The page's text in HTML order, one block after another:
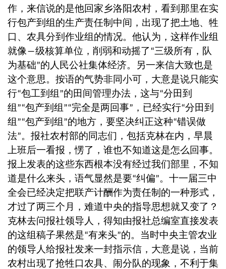
作，来信说的是他回家乡洛阳农村，看到那里在实
行包产到组的生产责任制中间，出现了把土地、牲
口、农具分到作业组的情况。他认为，这样作业组
就像 ―级核算单位，削弱和动摇了 “三级所有，队
为基础”的人民公社集体经济。另一来信大致也是
这个意思。按语的气势非同小可，大意是说只能实
行“包工到组 ”的田间管理办法，这与“分田到
组 ”“包产到组 ”“完全是两回事” ，已经实行“分田到
组 ”“包产到组 ”的地方，要坚决纠正这种“错误做
法”。报社农村部的同志们，包括克林在内，早晨
上班后一看报，愣了，谁也不知道这是怎么回事。
报上发表的这些东西根本没有经过我们部里，不知
道是什么来头，语气显然是要“纠偏”。十一届三中
全会已经决定把联产计酬作为责任制的一种形式，
才过了两三个月，难道中央的指导思想就又变了？
克林去问报社领导人，得知由报社总编室直接发表
的这组稿子果然是“有来头”的。当时中央主管农业
的领导人给报社发来一封指示信，大意是说，当前
农村出现了抢牲口农具、闹分队的现象，不利于集